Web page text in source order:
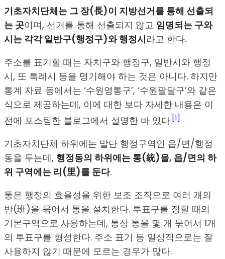
기초자치단체는 그 장(長)이 지방선거를 통해 선출되
는 곳이며, 선거를 통해 선출되지 않고 임명되는 구와
시는 각각 일반구(행정구)와 행정시라고 한다.
주소를 표기할 때는 자치구와 행정구, 일반시와 행정
시, 또 특례시 등을 명기해야 하는 것은 아니다. 하지만
통계 자료 등에서는 ‘수원영통구’, ‘수원팔달구’와 같은
식으로 제공하는데, 이에 대한 보다 자세한 내용은 이
전에 포스팅한 블로그에서 설명한 바 있다.[1]
기초자치단체 하위에는 말단 행정구역인 읍/면/행정
동을 두는데, 행정동의 하위에는 통(統)을, 읍/면의 하
위 구역에는 리(里)를 둔다.
통은 행정의 효율성을 위한 보조 조직으로 여러 개의
반(班)을 묶어서 통을 설치한다. 투표구를 정할 때의
기본구역으로 사용하는데, 통상 통을 몇 개 묶어서 1개
의 투표구를 형성한다. 주소 표기 등 일상적으로는 잘
사용하지 않기 때문에 모르는 경우가 많다.